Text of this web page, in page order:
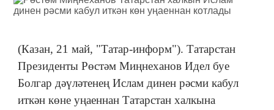
(Казан, 21 май, "Татар-информ"). Татарстан
Президенты Рөстәм Миңнеханов Идел буе
Болгар дәүләтенең Ислам динен рәсми кабул
иткән көне уңаеннан Татарстан халкына